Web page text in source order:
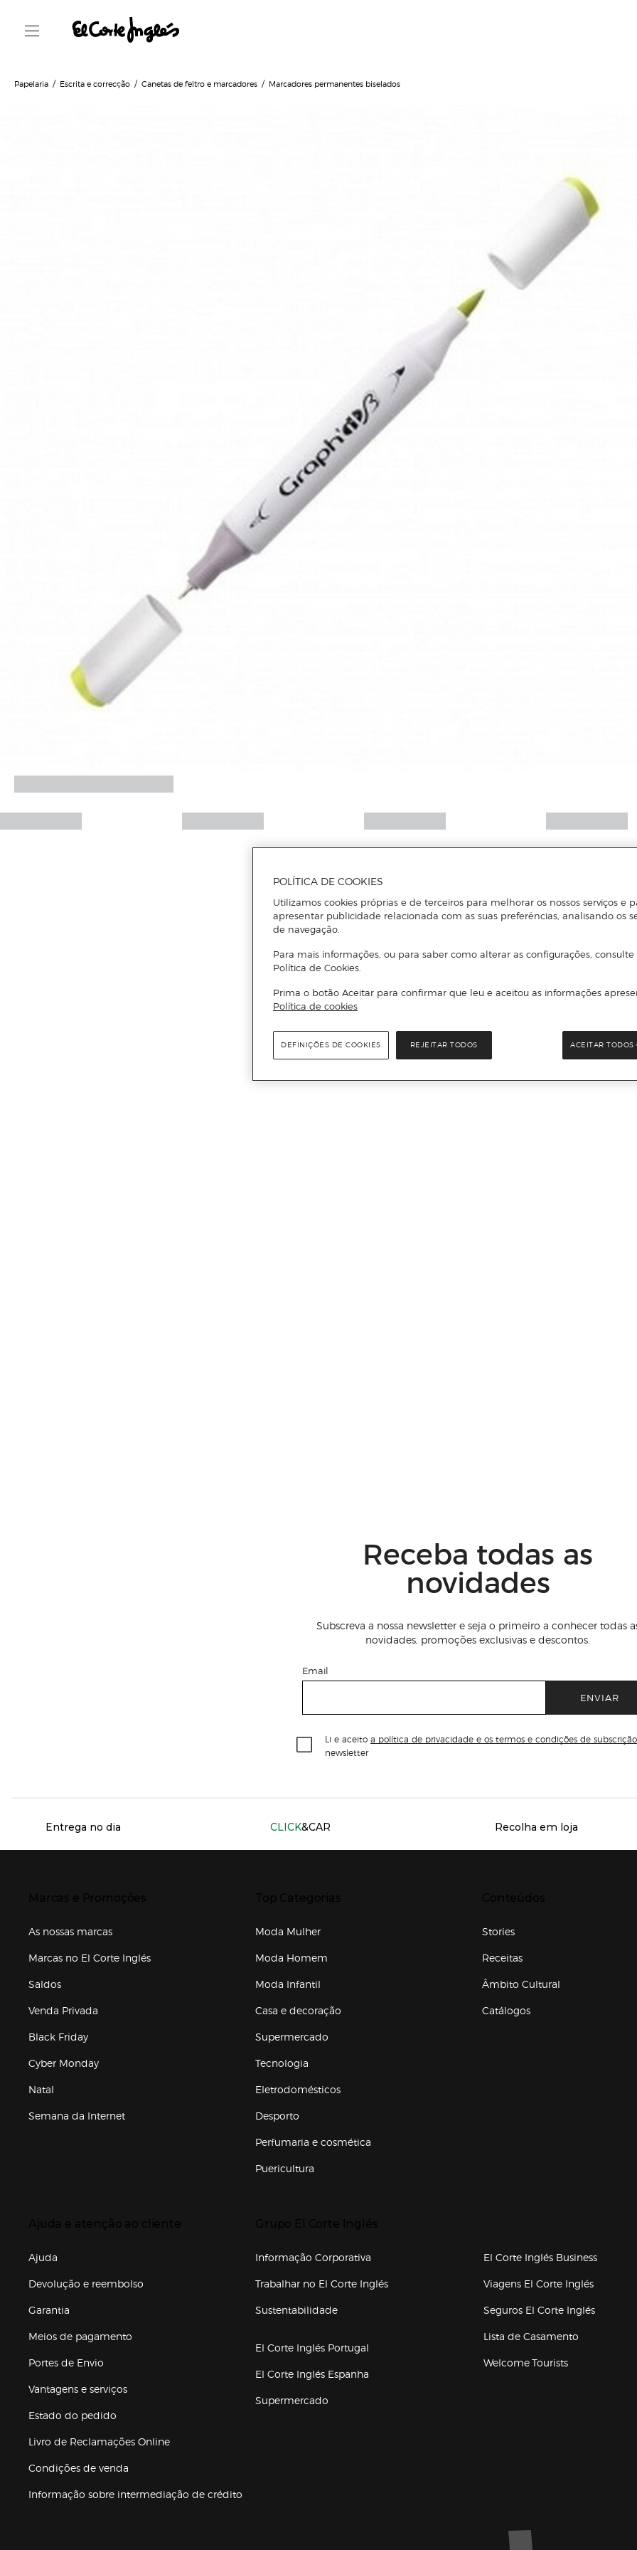
Papelaria Escrita e correcção Canetas de feltro e marcadores Marcadores permanentes biselados
Receba todas as
novidades
Subscreva a nossa newsletter e seja o primeiro a conhecer todas
novidades, promoções exclusivas e descontos.
Email
ENVIAR
Li e aceito a política de privacidade e os termos e condições de subscrição
newsletter
Servicios destacados
Entrega no dia CLICK&CAR Recolha em loja
As nossas marcas
Marcas no El Corte Inglés
Saldos
Venda Privada
Black Friday
Cyber Monday
Natal
Semana da Internet
Moda Mulher
Moda Homem
Moda Infantil
Casa e decoração
Supermercado
Tecnologia
Eletrodomésticos
Desporto
Perfumaria e cosmética
Puericultura
Stories
Receitas
Âmbito Cultural
Catálogos
Ajuda
Devolução e reembolso
Garantia
Meios de pagamento
Portes de Envio
Vantagens e serviços
Estado do pedido
Livro de Reclamações Online
Condições de venda
Informação sobre intermediação de crédito
Informação Corporativa
Trabalhar no El Corte Inglés(abre en nueva ventana)
Sustentabilidade
El Corte Inglés Portugal
El Corte Inglés Espanha
Supermercado
El Corte Inglés Business
Viagens El Corte Inglés(abre en
Seguros El Corte Inglés(abre en
Lista de Casamento
Welcome Tourists
Marca El Corte Inglés
POLÍTICA DE COOKIES
Utilizamos cookies próprias e de terceiros para melhorar os nossos serviços e
apresentar publicidade relacionada com as suas preferências, analisando os
de navegação.
Para mais informações, ou para saber como alterar as configurações, consulte
Política de Cookies.
Prima o botão Aceitar para confirmar que leu e aceitou as informações
Política de cookies
REJEITAR TODOS ACEITAR TODOS
DEFINIÇÕES DE COOKIES